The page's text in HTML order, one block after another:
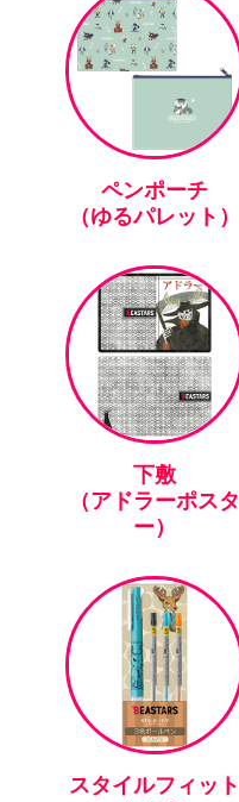
ペンポーチ
（ゆるパレット）
下敷
（アドラーポスタ
ー）
スタイルフィット